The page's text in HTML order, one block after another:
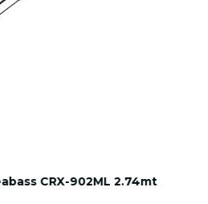
902SSJ Light Shore Jigging